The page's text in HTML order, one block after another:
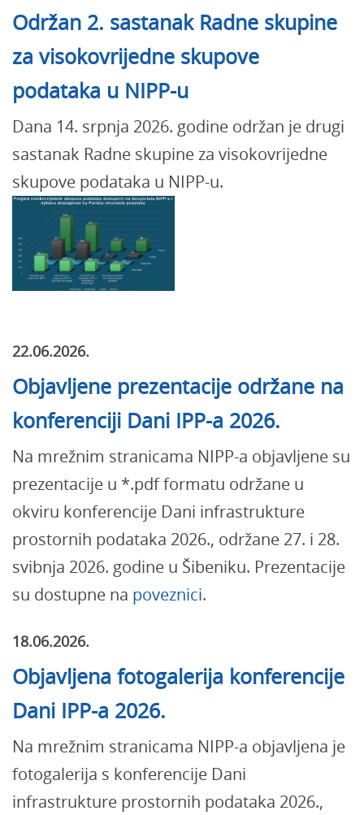
Održan 2. sastanak Radne skupine
za visokovrijedne skupove
podataka u NIPP-u
Dana 14. srpnja 2026. godine održan je drugi
sastanak Radne skupine za visokovrijedne
skupove podataka u NIPP-u.
22.06.2026.
Objavljene prezentacije održane na
konferenciji Dani IPP-a 2026.
Na mrežnim stranicama NIPP-a objavljene su
prezentacije u *.pdf formatu održane u
okviru konferencije Dani infrastrukture
prostornih podataka 2026., održane 27. i 28.
svibnja 2026. godine u Šibeniku. Prezentacije
su dostupne na poveznici.
18.06.2026.
Objavljena fotogalerija konferencije
Dani IPP-a 2026.
Na mrežnim stranicama NIPP-a objavljena je
fotogalerija s konferencije Dani
infrastrukture prostornih podataka 2026.,